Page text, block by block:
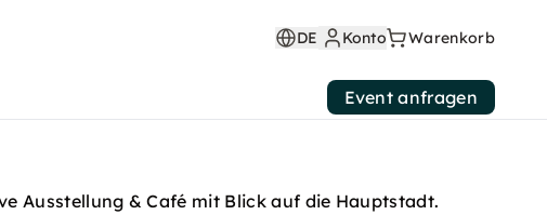
DE Konto Warenkorb
Event anfragen
Ausstellung & Café mit Blick auf die Hauptstadt.